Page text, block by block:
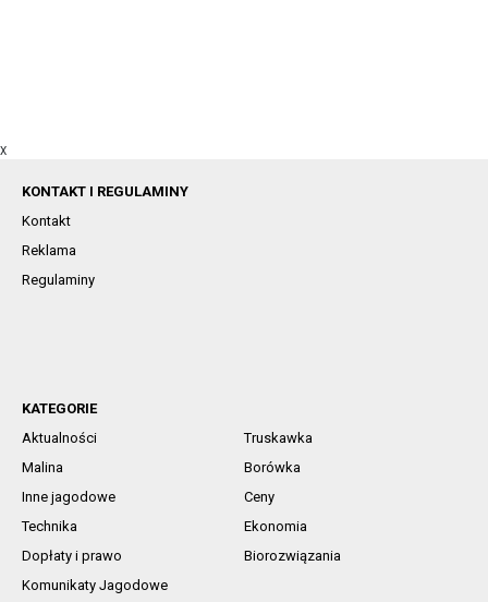
X
KONTAKT I REGULAMINY
Kontakt
Reklama
Regulaminy
KATEGORIE
Aktualności
Truskawka
Malina
Borówka
Inne jagodowe
Ceny
Technika
Ekonomia
Dopłaty i prawo
Biorozwiązania
Komunikaty Jagodowe